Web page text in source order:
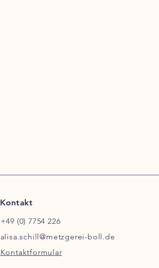
Kontakt
+49 (0) 7754 226
alisa.schill@metzgerei-boll.de
Kontaktformular